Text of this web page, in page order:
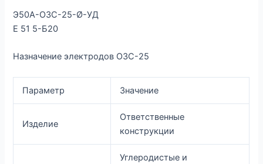
Э50А-ОЗС-25-Ø-УД
Е 51 5-Б20
Назначение электродов ОЗС-25
Параметр Значение
Изделие
Ответственные
конструкции
Углеродистые и